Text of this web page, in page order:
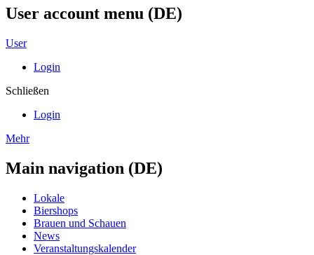
User account menu (DE)
User
Login
Schließen
Login
Mehr
Main navigation (DE)
Lokale
Biershops
Brauen und Schauen
News
Veranstaltungskalender